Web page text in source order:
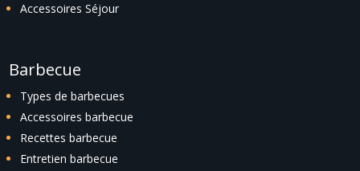
Accessoires Séjour
Barbecue
Types de barbecues
Accessoires barbecue
Recettes barbecue
Entretien barbecue